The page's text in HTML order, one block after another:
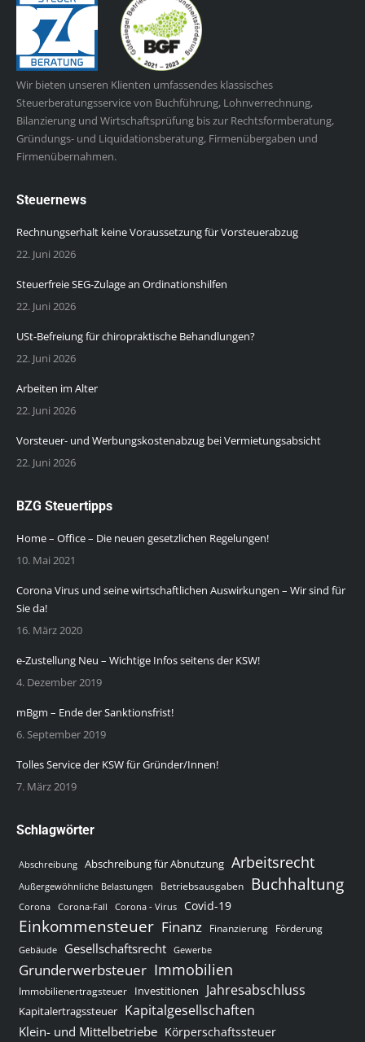
Wir bieten unseren Klienten umfassendes klassisches
Steuerberatungsservice von Buchführung, Lohnverrechnung,
Bilanzierung und Wirtschaftsprüfung bis zur Rechtsformberatung,
Gründungs- und Liquidationsberatung, Firmenübergaben und
Firmenübernahmen.
Steuernews
Rechnungserhalt keine Voraussetzung für Vorsteuerabzug
22. Juni 2026
Steuerfreie SEG-Zulage an Ordinationshilfen
22. Juni 2026
USt-Befreiung für chiropraktische Behandlungen?
22. Juni 2026
Arbeiten im Alter
22. Juni 2026
Vorsteuer- und Werbungskostenabzug bei Vermietungsabsicht
22. Juni 2026
BZG Steuertipps
Home – Office – Die neuen gesetzlichen Regelungen!
10. Mai 2021
Corona Virus und seine wirtschaftlichen Auswirkungen – Wir sind für
Sie da!
16. März 2020
e-Zustellung Neu – Wichtige Infos seitens der KSW!
4. Dezember 2019
mBgm – Ende der Sanktionsfrist!
6. September 2019
Tolles Service der KSW für Gründer/Innen!
7. März 2019
Schlagwörter
Abschreibung Abschreibung für Abnutzung Arbeitsrecht
Außergewöhnliche Belastungen Betriebsausgaben Buchhaltung
Corona Corona-Fall Corona - Virus Covid-19
Einkommensteuer Finanz Finanzierung Förderung
Gebäude Gesellschaftsrecht Gewerbe
Grunderwerbsteuer Immobilien
Immobilienertragsteuer Investitionen Jahresabschluss
Kapitalertragssteuer Kapitalgesellschaften
Klein- und Mittelbetriebe Körperschaftssteuer